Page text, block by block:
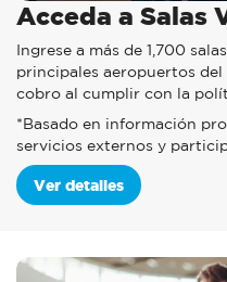
Acceda a Salas
Ingrese a más de 1,700
principales aeropuertos
cobro al cumplir con la
*Basado en información
servicios externos y
Ver detalles